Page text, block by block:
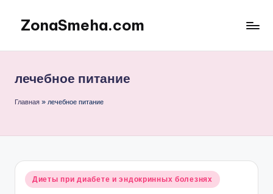
Перейти
содержимому
ZonaSmeha.com
Правильное
питание
лечебное питание
Главная » лечебное питание
Опубликовано
Диеты при диабете и эндокринных болезнях